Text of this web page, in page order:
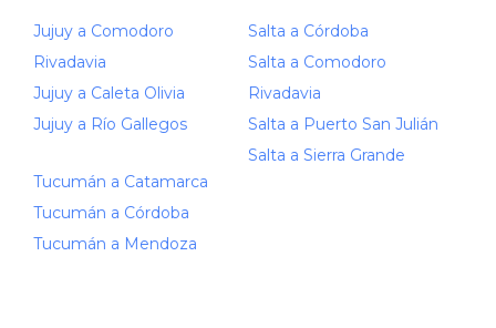
Jujuy a Comodoro
Rivadavia
Jujuy a Caleta Olivia
Jujuy a Río Gallegos
Tucumán a Catamarca
Tucumán a Córdoba
Tucumán a Mendoza
Salta a Córdoba
Salta a Comodoro
Rivadavia
Salta a Puerto San Julián
Salta a Sierra Grande